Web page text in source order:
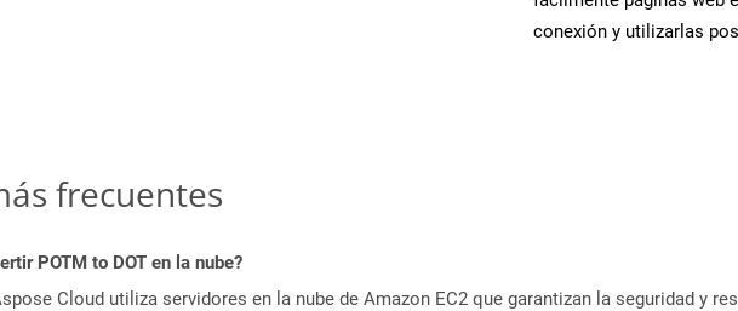
conexión y utilizarlas
frecuentes
POTM to DOT en la nube?
Cloud utiliza servidores en la nube de Amazon EC2 que garantizan la seguridad y